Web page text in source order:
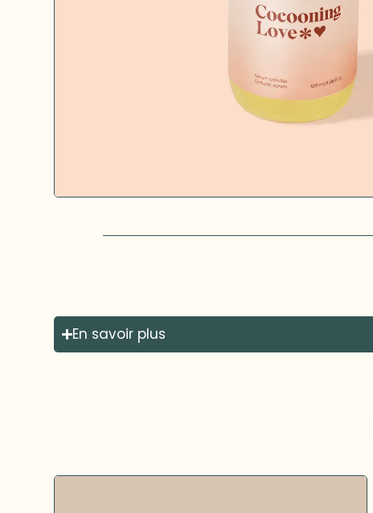
En savoir plus